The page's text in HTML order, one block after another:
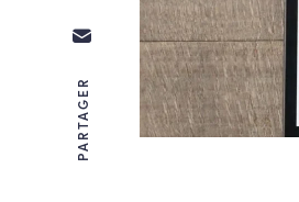
PARTAGER